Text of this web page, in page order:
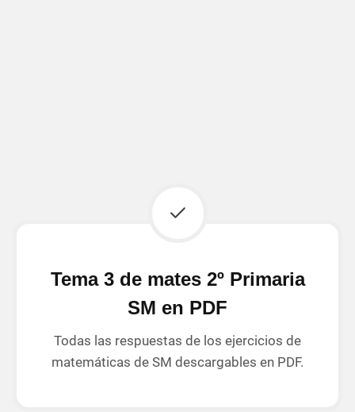
Tema 3 de mates 2º Primaria
SM en PDF
Todas las respuestas de los ejercicios de
matemáticas de SM descargables en PDF.